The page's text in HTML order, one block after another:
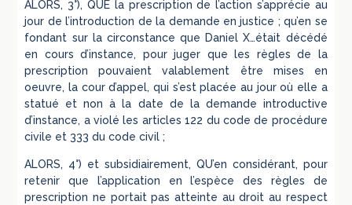
ALORS, 3°), QUE la prescription de l’action s’apprécie au
jour de l’introduction de la demande en justice ; qu’en se
fondant sur la circonstance que Daniel X…était décédé
en cours d’instance, pour juger que les règles de la
prescription pouvaient valablement être mises en
oeuvre, la cour d’appel, qui s’est placée au jour où elle a
statué et non à la date de la demande introductive
d’instance, a violé les articles 122 du code de procédure
civile et 333 du code civil ;
ALORS, 4°) et subsidiairement, QU’en considérant, pour
retenir que l’application en l’espèce des règles de
prescription ne portait pas atteinte au droit au respect